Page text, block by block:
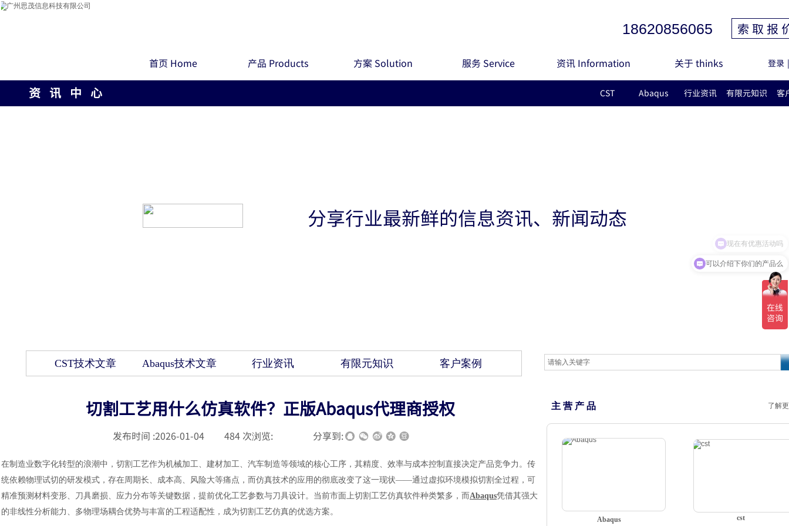
18620856065
登录 |
索 取 报
首页 Home 产品 Products 方案 Solution 服务 Service 资讯 Information 关于 thinks
分享行业最新鲜的信息资讯、新闻动态
资 讯 中 心 CST Abaqus 行业资讯 有限元知识 客
CST技术文章 Abaqus技术文章 行业资讯 有限元知识 客户案例
切割工艺用什么仿真软件？正版Abaqus代理商授权
发布时间 :2026-01-04 484 次浏览: 分享到:
在制造业数字化转型的浪潮中，切割工艺作为机械加工、建材加工、汽车制造等领域的核心工序，其精度、效率与成本控制直接决定产品竞争力。传
统依赖物理试切的研发模式，存在周期长、成本高、风险大等痛点，而仿真技术的应用的彻底改变了这一现状——通过虚拟环境模拟切割全过程，可
精准预测材料变形、刀具磨损、应力分布等关键数据，提前优化工艺参数与刀具设计。当前市面上切割工艺仿真软件种类繁多，而Abaqus凭借其强大
的非线性分析能力、多物理场耦合优势与丰富的工程适配性，成为切割工艺仿真的优选方案。
主 营 产 品 了解
cst
Abaqus
可以介绍下你们的产品么
现在有优惠活动吗